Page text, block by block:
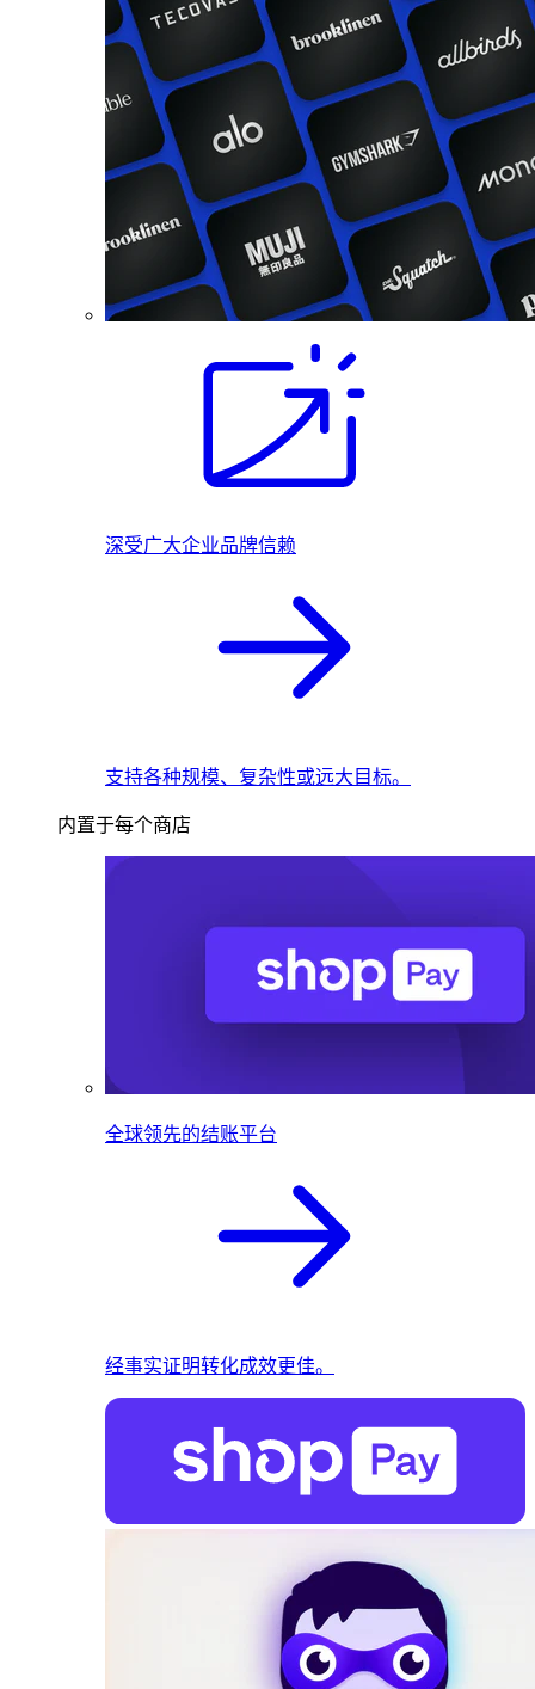
深受广大企业品牌信赖
支持各种规模、复杂性或远大目标。
内置于每个商店
全球领先的结账平台
经事实证明转化成效更佳。